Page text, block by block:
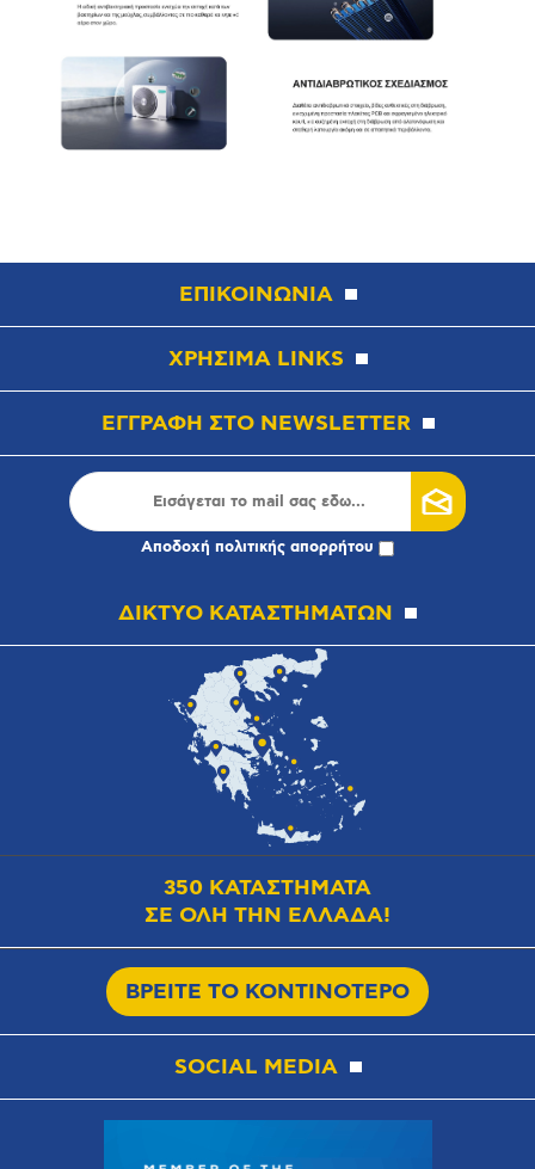
ΕΠΙΚΟΙΝΩΝΙΑ
ΧΡΗΣΙΜΑ LINKS
ΕΓΓΡΑΦΗ ΣΤΟ NEWSLETTER
Αποδοχή πολιτικής απορρήτου
ΔΙΚΤΥΟ ΚΑΤΑΣΤΗΜΑΤΩΝ
350 ΚΑΤΑΣΤΗΜΑΤΑ
ΣΕ ΟΛΗ ΤΗΝ ΕΛΛΑΔΑ!
ΒΡΕΙΤΕ ΤΟ ΚΟΝΤΙΝΟΤΕΡΟ
SOCIAL MEDIA